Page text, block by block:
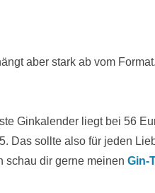
aber stark ab vom
Ginkalender liegt bei 56
Das sollte also für jeden
schau dir gerne meinen Gin-